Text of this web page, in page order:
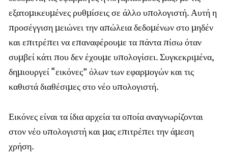
εξατομικευμένες ρυθμίσεις σε άλλο υπολογιστή. Αυτή η
προσέγγιση μειώνει την απώλεια δεδομένων στο μηδέν
και επιτρέπει να επαναφέρουμε τα πάντα πίσω όταν
συμβεί κάτι που δεν έχουμε υπολογίσει. Συγκεκριμένα,
δημιουργεί “εικόνες” όλων των εφαρμογών και τις
καθιστά διαθέσιμες στο νέο υπολογιστή.
Εικόνες είναι τα ίδια αρχεία τα οποία αναγνωρίζονται
στον νέο υπολογιστή και μας επιτρέπει την άμεση
χρήση.